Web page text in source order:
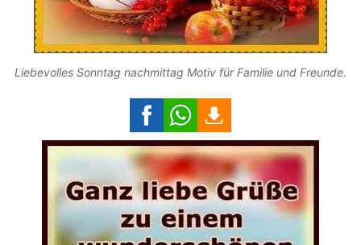
Liebevolles Sonntag nachmittag Motiv für Familie und Freunde.